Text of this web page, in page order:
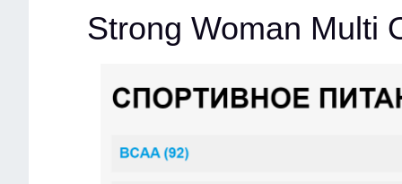
Strong Woman Multi